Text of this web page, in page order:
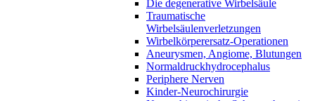
Die degenerative Wirbelsäule
Traumatische
Wirbelsäulenverletzungen
Wirbelkörperersatz-Operationen
Aneurysmen, Angiome, Blutungen
Normaldruckhydrocephalus
Periphere Nerven
Kinder-Neurochirurgie